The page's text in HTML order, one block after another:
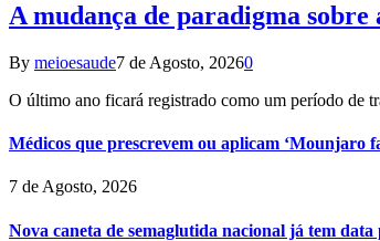
A mudança de paradigma
By meioesaude7 de Agosto, 20260
O último ano ficará registrado como um período de
Médicos que prescrevem ou aplicam ‘Mounjaro
7 de Agosto, 2026
Nova caneta de semaglutida nacional já tem